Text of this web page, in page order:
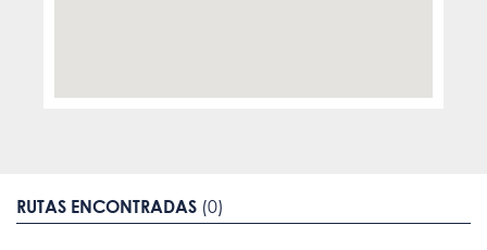
RUTAS ENCONTRADAS (0)